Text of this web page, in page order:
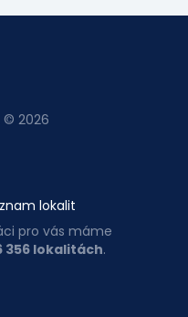
© 2026
lokalit
pro vás máme
356 lokalitách.